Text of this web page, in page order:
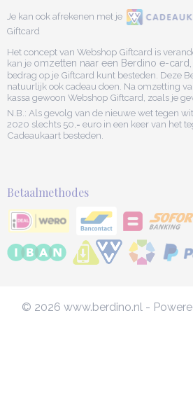
Je kan ook afrekenen met je
Giftcard
Het concept van Webshop Giftcard is
kan je omzetten naar een Berdino e-card,
bedrag op je Giftcard kunt besteden. Deze
natuurlijk ook cadeau doen. Na omzetting
kassa gewoon Webshop Giftcard, zoals je
N.B.: Als gevolg van de nieuwe wet tegen
2020 slechts 50,= euro in een keer van het
Cadeaukaart besteden.
Betaalmethodes
© 2026 www.berdino.nl -